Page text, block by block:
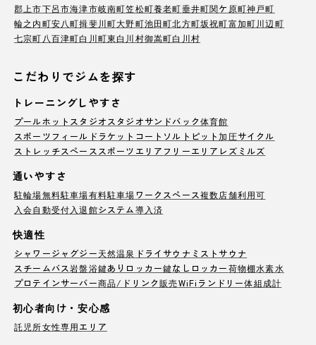
郡上市下呂市海津市岐南町笠松町養老町垂井町関ケ原町神戸町
輪之内町安八町揖斐川町大野町池田町北方町坂祝町富加町川辺町
七宗町 八百津町白川町東白川村御嵩町白川村
こだわりでジムを探す
トレーニングしやすさ
プールホットスタジオ スタジオサンドバック体育館
スポーツフィールド ラケットコート ソルトピット加圧サイクル
ストレッチスペース スポーツエリア フリーエリア レズミルズ
通いやすさ
駐輪場無料駐車場有料駐車場ワークスペース複数店舗利用可
入会自動受付 入退館システム導入済
快適性
シャワージャグジー天然温泉 ドライサウナ ミストサウナ
スチームバス岩盤浴鍵ありロッカー鍵なしロッカー荷物棚水素水
プロテインサーバー商品/ドリンク販売WiFi ランドリー体組成計
初心者向け・安心感
託児所女性専用エリア